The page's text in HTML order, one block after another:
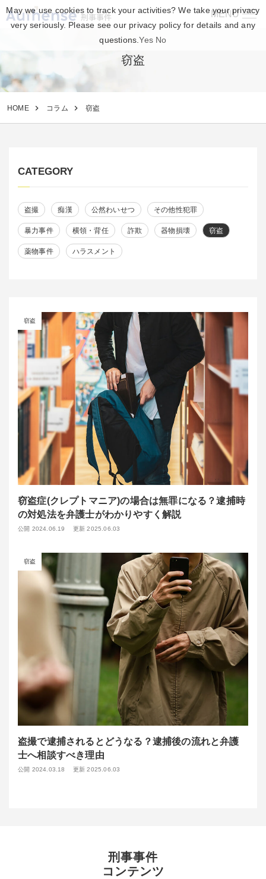
MENU
刑事事件
窃盗
HOME コラム 窃盗
CATEGORY
盗撮 痴漢 公然わいせつ その他性犯罪
暴力事件 横領・背任 詐欺 器物損壊 窃盗
薬物事件 ハラスメント
窃盗
窃盗症(クレプトマニア)の場合は無罪になる？逮捕時
の対処法を弁護士がわかりやすく解説
公開 2024.06.19 更新 2025.06.03
窃盗
盗撮で逮捕されるとどうなる？逮捕後の流れと弁護
士へ相談すべき理由
公開 2024.03.18 更新 2025.06.03
刑事事件
コンテンツ
May we use cookies to track your activities? We take your privacy
very seriously. Please see our privacy policy for details and any
questions.Yes No